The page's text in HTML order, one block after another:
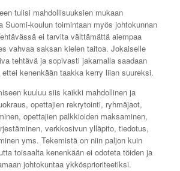
tulisi mahdollisuuksien mukaan
Suomi-koulun toimintaan myös johtokunnan
ei tarvita välttämättä aiempaa
vahvaa saksan kielen taitoa. Jokaiselle
tehtävä ja sopivasti jakamalla saadaan
kenenkään taakka kerry liian suureksi.
kuuluu siis kaikki mahdollinen ja
opettajien rekrytointi, ryhmäjaot,
opettajien palkkioiden maksaminen,
verkkosivun ylläpito, tiedotus,
yms. Tekemistä on niin paljon kuin
toisaalta kenenkään ei odoteta töiden ja
johtokuntaa ykkösprioriteetiksi.